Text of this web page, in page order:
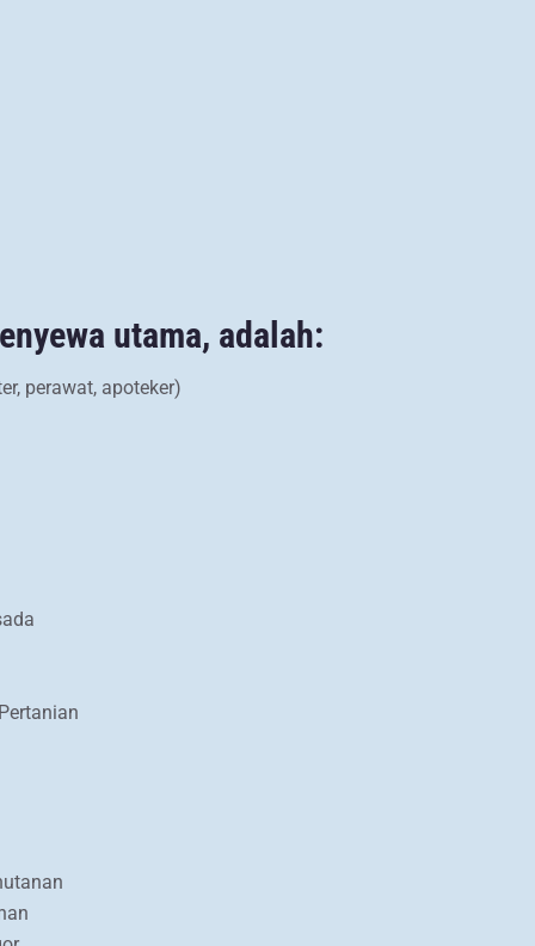
utama, adalah:
perawat, apoteker)